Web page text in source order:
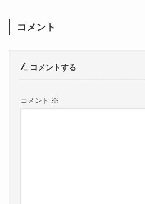
コメント
コメントする
コメント ※